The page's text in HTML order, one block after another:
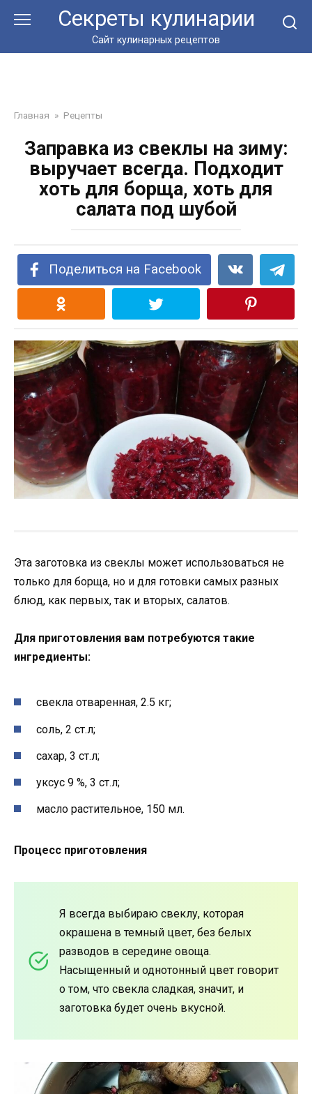
Секреты кулинарии
Сайт кулинарных рецептов
Главная » Рецепты
Заправка из свеклы на зиму:
выручает всегда. Подходит
хоть для борща, хоть для
салата под шубой
Поделиться на Facebook
Эта заготовка из свеклы может использоваться не
только для борща, но и для готовки самых разных
блюд, как первых, так и вторых, салатов.
Для приготовления вам потребуются такие
ингредиенты:
свекла отваренная, 2.5 кг;
соль, 2 ст.л;
сахар, 3 ст.л;
уксус 9 %, 3 ст.л;
масло растительное, 150 мл.
Процесс приготовления
Я всегда выбираю свеклу, которая
окрашена в темный цвет, без белых
разводов в середине овоща.
Насыщенный и однотонный цвет говорит
о том, что свекла сладкая, значит, и
заготовка будет очень вкусной.